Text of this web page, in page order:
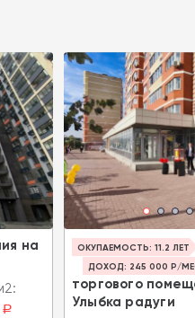
на
a
ОКУПАЕМОСТЬ: 11.2 ЛЕТ
ДОХОД: 245 000 Р/
торгового
Улыбка радуги